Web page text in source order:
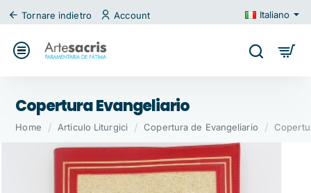
Tornare indietro Account Italiano
Copertura Evangeliario
HomehomeArticulo Liturgici Copertura de Evangeliario